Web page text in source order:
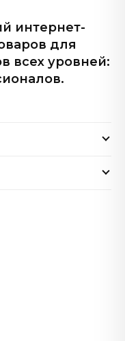
интернет-
для
всех уровней: